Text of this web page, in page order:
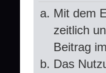
Mit dem
zeitlich
Beitrag
Das